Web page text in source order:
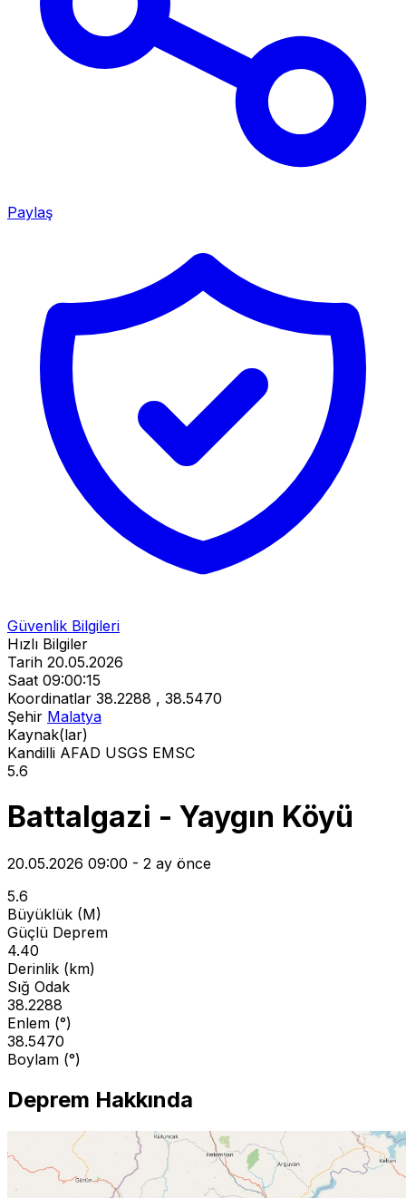
Paylaş
Güvenlik Bilgileri
Hızlı Bilgiler
Tarih 20.05.2026
Saat 09:00:15
Koordinatlar 38.2288 , 38.5470
Şehir Malatya
Kaynak(lar)
Kandilli AFAD USGS EMSC
5.6
Battalgazi - Yaygın Köyü
20.05.2026 09:00 - 2 ay önce
5.6
Büyüklük (M)
Güçlü Deprem
4.40
Derinlik (km)
Sığ Odak
38.2288
Enlem (°)
38.5470
Boylam (°)
Deprem Hakkında